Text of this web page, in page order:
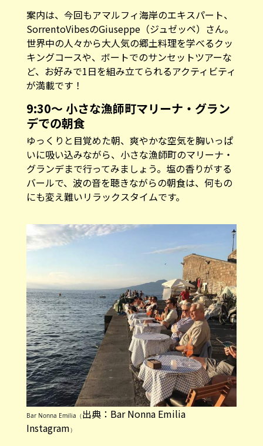
案内は、今回もアマルフィ海岸のエキスパート、
SorrentoVibesのGiuseppe（ジュゼッペ）さん。
世界中の人々から大人気の郷土料理を学べるクッ
キングコースや、ボートでのサンセットツアーな
ど、お好みで1日を組み立てられるアクティビティ
が満載です！
9:30〜 小さな漁師町マリーナ・グラン
デでの朝食
ゆっくりと目覚めた朝、爽やかな空気を胸いっぱ
いに吸い込みながら、小さな漁師町のマリーナ・
グランデまで行ってみましょう。塩の香りがする
バールで、波の音を聴きながらの朝食は、何もの
にも変え難いリラックスタイムです。
Bar Nonna Emilia（出典：Bar Nonna Emilia
Instagram）